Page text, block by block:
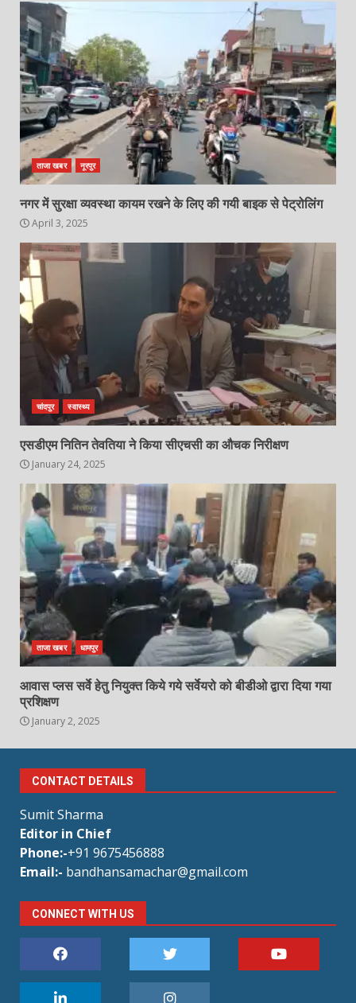
ताजा खबर नूरपुर
नगर में सुरक्षा व्यवस्था कायम रखने के लिए की गयी बाइक से पेट्रोलिंग
April 3, 2025
चांदपुर स्वास्थ्य
एसडीएम नितिन तेवतिया ने किया सीएचसी का औचक निरीक्षण
January 24, 2025
ताजा खबर धामपुर
आवास प्लस सर्वे हेतु नियुक्त किये गये सर्वेयरो को बीडीओ द्वारा दिया गया
प्रशिक्षण
January 2, 2025
CONTACT DETAILS
Sumit Sharma
Editor in Chief
Phone:-+91 9675456888
Email:- bandhansamachar@gmail.com
CONNECT WITH US